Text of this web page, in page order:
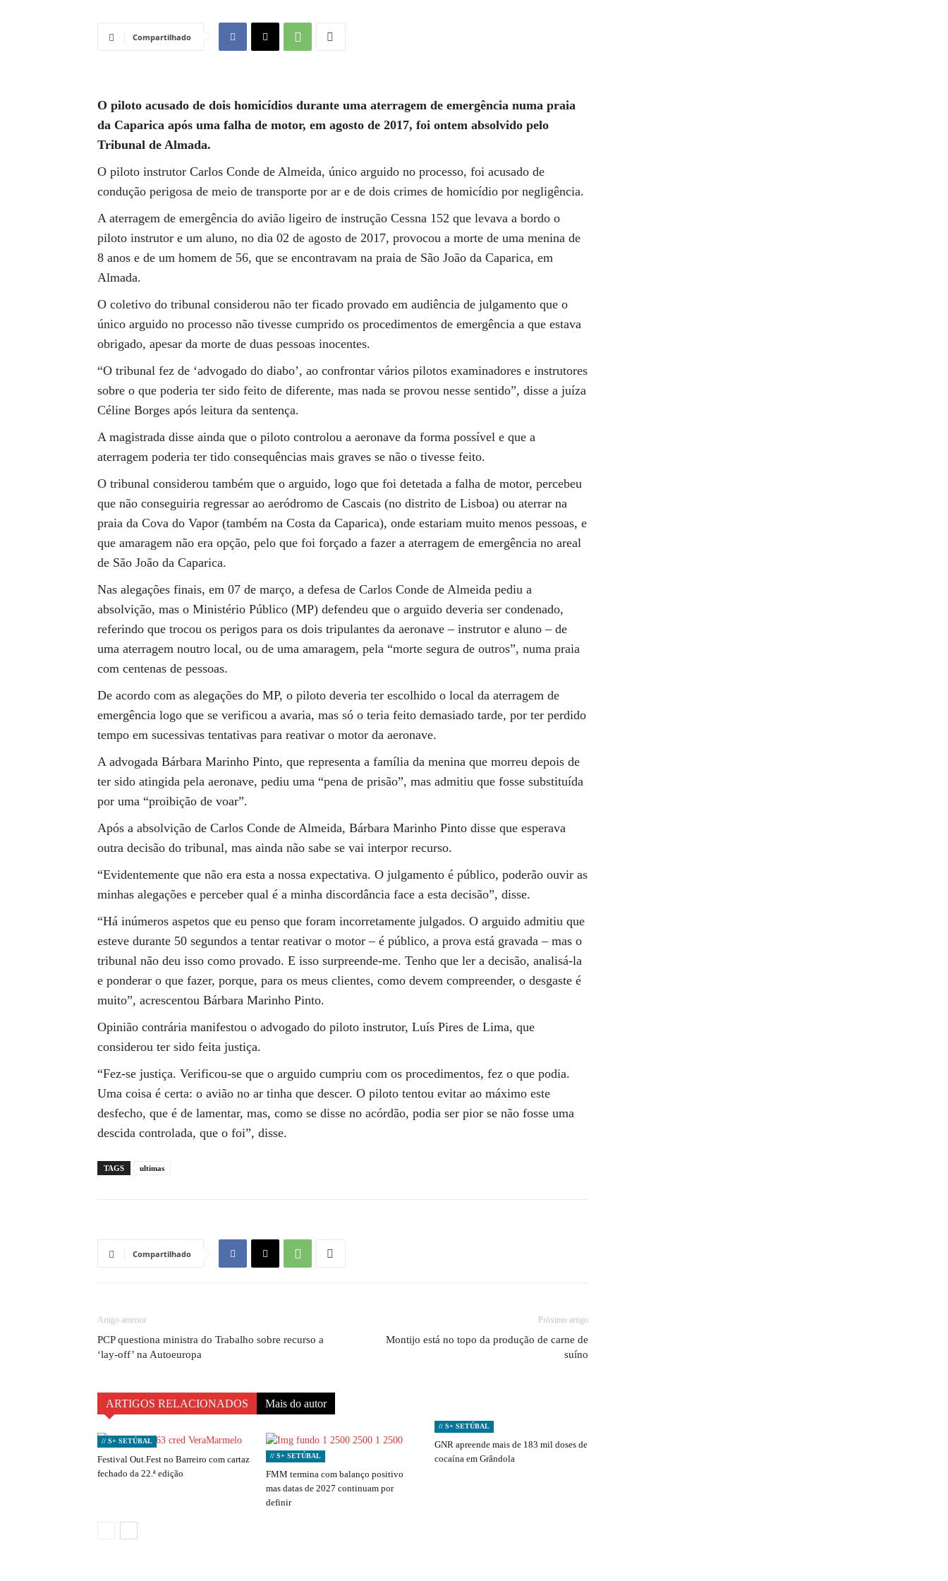
Compartilhado
O piloto acusado de dois homicídios durante uma aterragem de emergência numa praia
da Caparica após uma falha de motor, em agosto de 2017, foi ontem absolvido pelo
Tribunal de Almada.
O piloto instrutor Carlos Conde de Almeida, único arguido no processo, foi acusado de
condução perigosa de meio de transporte por ar e de dois crimes de homicídio por negligência.
A aterragem de emergência do avião ligeiro de instrução Cessna 152 que levava a bordo o
piloto instrutor e um aluno, no dia 02 de agosto de 2017, provocou a morte de uma menina de
8 anos e de um homem de 56, que se encontravam na praia de São João da Caparica, em
Almada.
O coletivo do tribunal considerou não ter ficado provado em audiência de julgamento que o
único arguido no processo não tivesse cumprido os procedimentos de emergência a que estava
obrigado, apesar da morte de duas pessoas inocentes.
“O tribunal fez de ‘advogado do diabo’, ao confrontar vários pilotos examinadores e instrutores
sobre o que poderia ter sido feito de diferente, mas nada se provou nesse sentido”, disse a juíza
Céline Borges após leitura da sentença.
A magistrada disse ainda que o piloto controlou a aeronave da forma possível e que a
aterragem poderia ter tido consequências mais graves se não o tivesse feito.
O tribunal considerou também que o arguido, logo que foi detetada a falha de motor, percebeu
que não conseguiria regressar ao aeródromo de Cascais (no distrito de Lisboa) ou aterrar na
praia da Cova do Vapor (também na Costa da Caparica), onde estariam muito menos pessoas, e
que amaragem não era opção, pelo que foi forçado a fazer a aterragem de emergência no areal
de São João da Caparica.
Nas alegações finais, em 07 de março, a defesa de Carlos Conde de Almeida pediu a
absolvição, mas o Ministério Público (MP) defendeu que o arguido deveria ser condenado,
referindo que trocou os perigos para os dois tripulantes da aeronave – instrutor e aluno – de
uma aterragem noutro local, ou de uma amaragem, pela “morte segura de outros”, numa praia
com centenas de pessoas.
De acordo com as alegações do MP, o piloto deveria ter escolhido o local da aterragem de
emergência logo que se verificou a avaria, mas só o teria feito demasiado tarde, por ter perdido
tempo em sucessivas tentativas para reativar o motor da aeronave.
A advogada Bárbara Marinho Pinto, que representa a família da menina que morreu depois de
ter sido atingida pela aeronave, pediu uma “pena de prisão”, mas admitiu que fosse substituída
por uma “proibição de voar”.
Após a absolvição de Carlos Conde de Almeida, Bárbara Marinho Pinto disse que esperava
outra decisão do tribunal, mas ainda não sabe se vai interpor recurso.
“Evidentemente que não era esta a nossa expectativa. O julgamento é público, poderão ouvir as
minhas alegações e perceber qual é a minha discordância face a esta decisão”, disse.
“Há inúmeros aspetos que eu penso que foram incorretamente julgados. O arguido admitiu que
esteve durante 50 segundos a tentar reativar o motor – é público, a prova está gravada – mas o
tribunal não deu isso como provado. E isso surpreende-me. Tenho que ler a decisão, analisá-la
e ponderar o que fazer, porque, para os meus clientes, como devem compreender, o desgaste é
muito”, acrescentou Bárbara Marinho Pinto.
Opinião contrária manifestou o advogado do piloto instrutor, Luís Pires de Lima, que
considerou ter sido feita justiça.
“Fez-se justiça. Verificou-se que o arguido cumpriu com os procedimentos, fez o que podia.
Uma coisa é certa: o avião no ar tinha que descer. O piloto tentou evitar ao máximo este
desfecho, que é de lamentar, mas, como se disse no acórdão, podia ser pior se não fosse uma
descida controlada, que o foi”, disse.
TAGS ultimas
Compartilhado
Artigo anterior
PCP questiona ministra do Trabalho sobre recurso a
‘lay-off’ na Autoeuropa
Próximo artigo
Montijo está no topo da produção de carne de
suíno
ARTIGOS RELACIONADOS Mais do autor
// S+ SETÚBAL
Festival Out.Fest no Barreiro com cartaz
fechado da 22.ª edição
// S+ SETÚBAL
FMM termina com balanço positivo
mas datas de 2027 continuam por
definir
// S+ SETÚBAL
GNR apreende mais de 183 mil doses de
cocaína em Grândola